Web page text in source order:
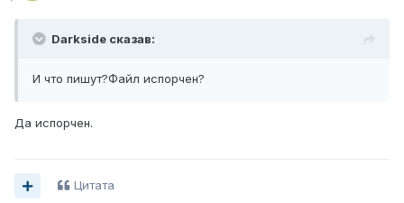
Darkside сказав:
И что пишут?Файл испорчен?
Да испорчен.
Цитата